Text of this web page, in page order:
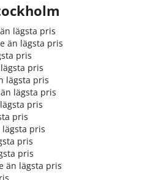
lägsta pris
än lägsta pris
pris
pris
lägsta pris
lägsta pris
pris
pris
lägsta pris
pris
pris
än lägsta pris